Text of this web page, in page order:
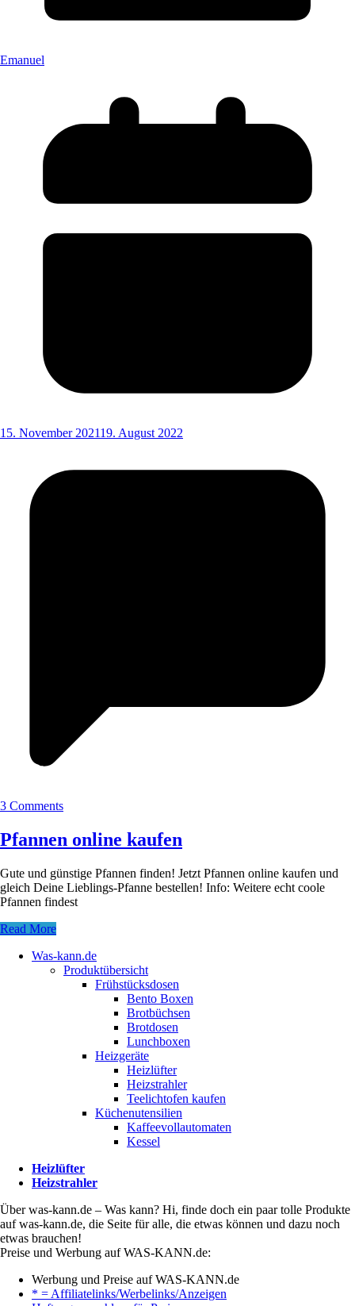
Emanuel
15. November 202119. August 2022
3 Comments
Pfannen online kaufen
Gute und günstige Pfannen finden! Jetzt Pfannen online kaufen und
gleich Deine Lieblings-Pfanne bestellen! Info: Weitere echt coole
Pfannen findest
Read More
Was-kann.de
Produktübersicht
Frühstücksdosen
Bento Boxen
Brotbüchsen
Brotdosen
Lunchboxen
Heizgeräte
Heizlüfter
Heizstrahler
Teelichtofen kaufen
Küchenutensilien
Kaffeevollautomaten
Kessel
Heizlüfter
Heizstrahler
Über was-kann.de – Was kann? Hi, finde doch ein paar tolle Produkte
auf was-kann.de, die Seite für alle, die etwas können und dazu noch
etwas brauchen!
Preise und Werbung auf WAS-KANN.de:
Werbung und Preise auf WAS-KANN.de
* = Affiliatelinks/Werbelinks/Anzeigen